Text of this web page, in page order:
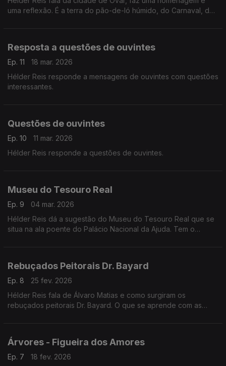
uma reflexão. É a terra do pão-de-ló húmido, do Carnaval, dos
Resposta a questões de ouvintes
Ep. 11
18 mar. 2026
Hélder Reis responde a mensagens de ouvintes com questões
interessantes.
Questões de ouvintes
Ep. 10
11 mar. 2026
Hélder Reis responde a questões de ouvintes.
Museu do Tesouro Real
Ep. 9
04 mar. 2026
Hélder Reis dá a sugestão do Museu do Tesouro Real que se
situa na ala poente do Palácio Nacional da Ajuda. Tem o
Rebuçados Peitorais Dr. Bayard
Ep. 8
25 fev. 2026
Hélder Reis fala de Álvaro Matias e como surgiram os
rebuçados peitorais Dr. Bayard. O que se aprende com as
Árvores - Figueira dos Amores
Ep. 7
18 fev. 2026